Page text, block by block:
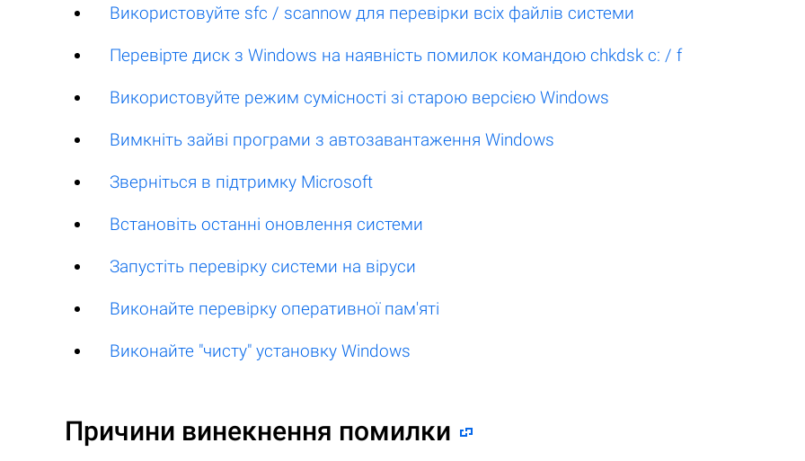
Використовуйте sfc / scannow для перевірки всіх файлів системи
Перевірте диск з Windows на наявність помилок командою chkdsk c: / f
Використовуйте режим сумісності зі старою версією Windows
Вимкніть зайві програми з автозавантаження Windows
Зверніться в підтримку Microsoft
Встановіть останні оновлення системи
Запустіть перевірку системи на віруси
Виконайте перевірку оперативної пам'яті
Виконайте "чисту" установку Windows
Причини винекнення помилки